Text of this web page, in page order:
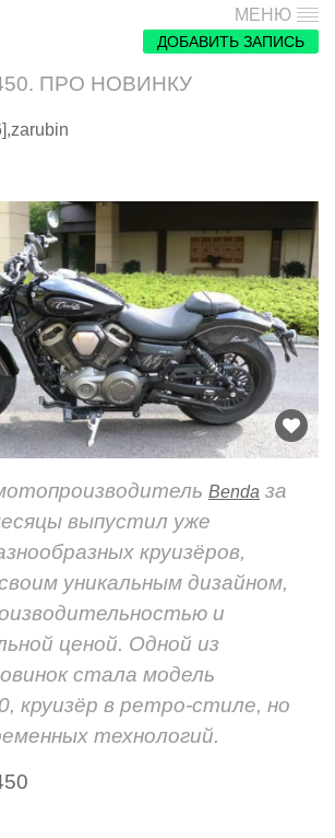
МЕНЮ
ДОБАВИТЬ ЗАПИСЬ
ПРО НОВИНКУ
zarubin
Benda за
выпустил уже
круизёров,
уникальным дизайном,
и
ценой. Одной из
стала модель
круизёр в ретро-стиле, но
технологий.